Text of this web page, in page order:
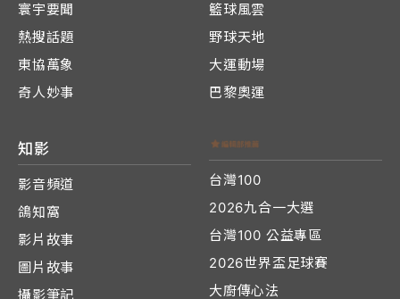
寰宇要聞
熱搜話題
東協萬象
奇人妙事
籃球風雲
野球天地
大運動場
巴黎奧運
知影
影音頻道
鴿知窩
影片故事
圖片故事
攝影筆記
台灣100
2026九合一大選
台灣100 公益專區
2026世界盃足球賽
大廚傳心法